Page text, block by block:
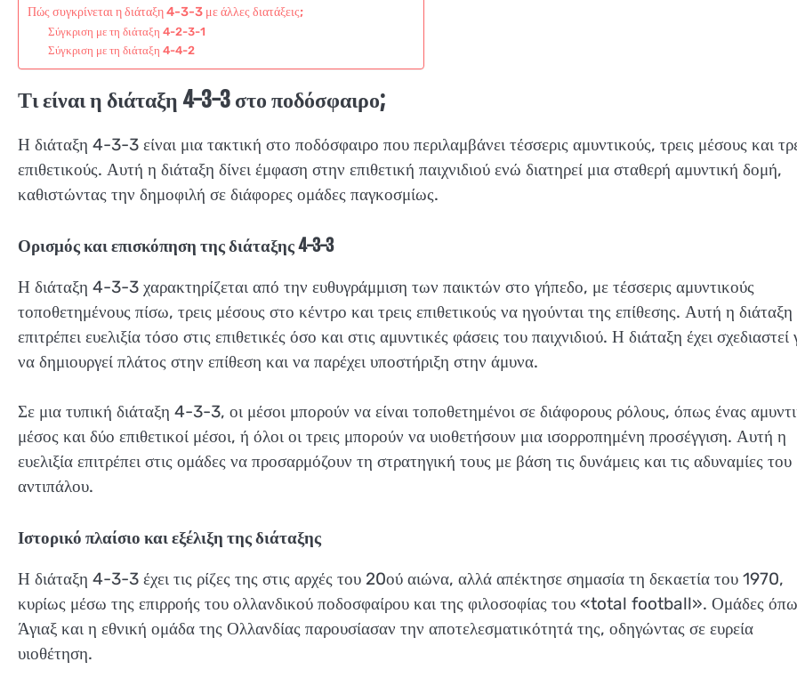
Πώς συγκρίνεται η διάταξη 4-3-3 με άλλες διατάξεις;
Σύγκριση με τη διάταξη 4-2-3-1
Σύγκριση με τη διάταξη 4-4-2
Τι είναι η διάταξη 4-3-3 στο ποδόσφαιρο;
Η διάταξη 4-3-3 είναι μια τακτική στο ποδόσφαιρο που περιλαμβάνει τέσσερις αμυντικούς, τρεις μέσους και
επιθετικούς. Αυτή η διάταξη δίνει έμφαση στην επιθετική παιχνιδιού ενώ διατηρεί μια σταθερή αμυντική δομή,
καθιστώντας την δημοφιλή σε διάφορες ομάδες παγκοσμίως.
Ορισμός και επισκόπηση της διάταξης 4-3-3
Η διάταξη 4-3-3 χαρακτηρίζεται από την ευθυγράμμιση των παικτών στο γήπεδο, με τέσσερις αμυντικούς
τοποθετημένους πίσω, τρεις μέσους στο κέντρο και τρεις επιθετικούς να ηγούνται της επίθεσης. Αυτή η διάταξη
επιτρέπει ευελιξία τόσο στις επιθετικές όσο και στις αμυντικές φάσεις του παιχνιδιού. Η διάταξη έχει σχεδιαστεί
να δημιουργεί πλάτος στην επίθεση και να παρέχει υποστήριξη στην άμυνα.
Σε μια τυπική διάταξη 4-3-3, οι μέσοι μπορούν να είναι τοποθετημένοι σε διάφορους ρόλους, όπως ένας
μέσος και δύο επιθετικοί μέσοι, ή όλοι οι τρεις μπορούν να υιοθετήσουν μια ισορροπημένη προσέγγιση. Αυτή η
ευελιξία επιτρέπει στις ομάδες να προσαρμόζουν τη στρατηγική τους με βάση τις δυνάμεις και τις αδυναμίες του
αντιπάλου.
Ιστορικό πλαίσιο και εξέλιξη της διάταξης
Η διάταξη 4-3-3 έχει τις ρίζες της στις αρχές του 20ού αιώνα, αλλά απέκτησε σημασία τη δεκαετία του 1970,
κυρίως μέσω της επιρροής του ολλανδικού ποδοσφαίρου και της φιλοσοφίας του «total football». Ομάδες
Άγιαξ και η εθνική ομάδα της Ολλανδίας παρουσίασαν την αποτελεσματικότητά της, οδηγώντας σε ευρεία
υιοθέτηση.